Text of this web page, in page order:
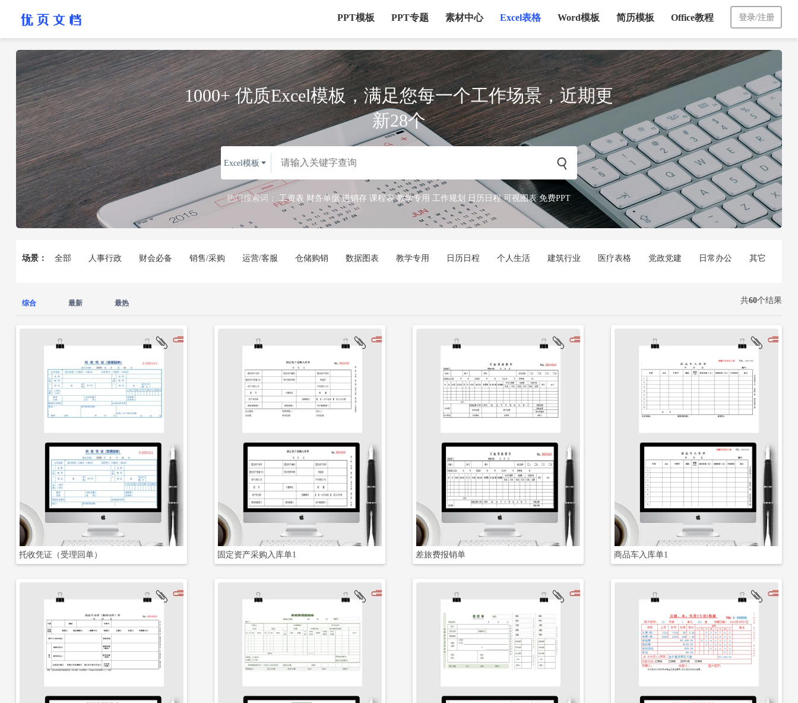
PPT模板 PPT专题 素材中心 Excel表格 Word模板 简历模板 Office教程 登录/注册
1000+ 优质Excel模板，满足您每一个工作场景，近期更
新28个
Excel模板  
热门搜索词： 工资表 财务单据 进销存 课程表 教学专用 工作规划 日历日程 可视图表 免费PPT
场景： 全部 人事行政 财会必备 销售/采购 运营/客服 仓储购销 数据图表 教学专用 日历日程 个人生活 建筑行业 医疗表格 党政党建 日常办公 其它
综合 最新 最热 共60个结果
立即下载
托收凭证（受理回单）
立即下载
固定资产采购入库单1
立即下载
差旅费报销单
立即下载
商品车入库单1
立即下载 立即下载 立即下载 立即下载